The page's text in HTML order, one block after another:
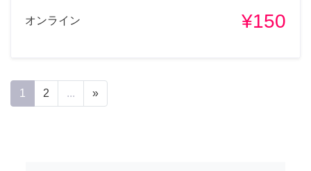
オンライン ¥150
1 2 ... »